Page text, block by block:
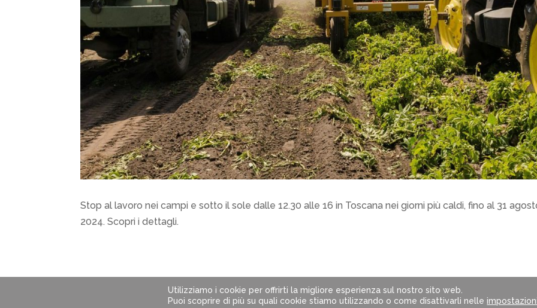
Stop al lavoro nei campi e sotto il sole dalle 12.30 alle 16 in Toscana nei giorni più caldi, fino al 31
2024. Scopri i dettagli.
© 2024 SI Soluzioni Impresa s.r.l. | P.IVA: 06402320482 | Powered byWeb Commerce s.r.l.
Utilizziamo i cookie per offrirti la migliore esperienza sul nostro sito web.
Puoi scoprire di più su quali cookie stiamo utilizzando o come disattivarli nelle